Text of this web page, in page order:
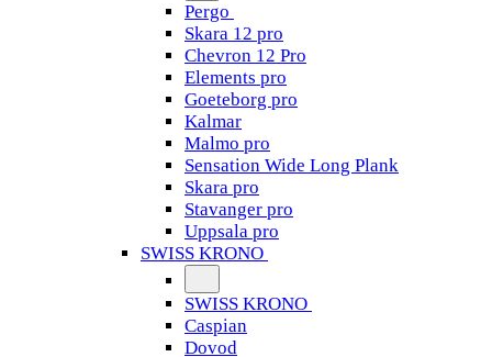
Pergo
Skara 12 pro
Chevron 12 Pro
Elements pro
Goeteborg pro
Kalmar
Malmo pro
Sensation Wide Long Plank
Skara pro
Stavanger pro
Uppsala pro
SWISS KRONO
SWISS KRONO
Caspian
Dovod